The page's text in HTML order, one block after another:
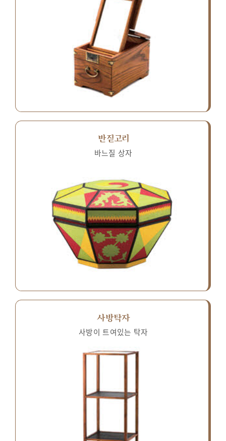
반짇고리
바느질 상자
사방탁자
사방이 트여있는 탁자